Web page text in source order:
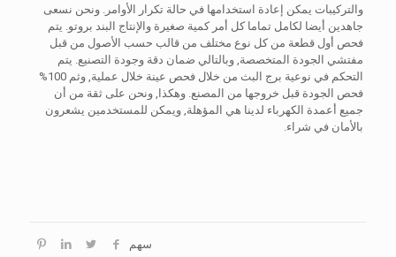
والتركيبات يمكن إعادة استخدامها في حالة تكرار الأوامر. ونحن نسعى
جاهدين أيضا لكامل تماما كل أمر كمية صغيرة والإنتاج البند بروتو. يتم
فحص أول قطعة من كل نوع مختلف من قالب حسب الأصول من قبل
مفتشي الجودة المتخصصة, وبالتالي ضمان دقة وجودة التصنيع. يتم
التحكم في نوعية برج البث من خلال فحص عينة خلال عملية, وثم 100%
فحص الجودة قبل خروجها من المصنع. وهكذا, ونحن على ثقة من أن
جميع أعمدة الكهرباء لدينا هي المؤهلة, ويمكن للمستخدمين يشعرون
بالأمان في شراء.
سهم